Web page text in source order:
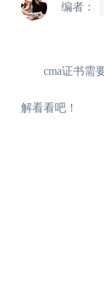
编者：
cma证书需要
解看看吧！